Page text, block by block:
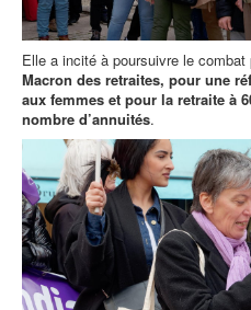
Elle a incité à poursuivre le combat
Macron des retraites, pour une
aux femmes et pour la retraite à
nombre d’annuités.